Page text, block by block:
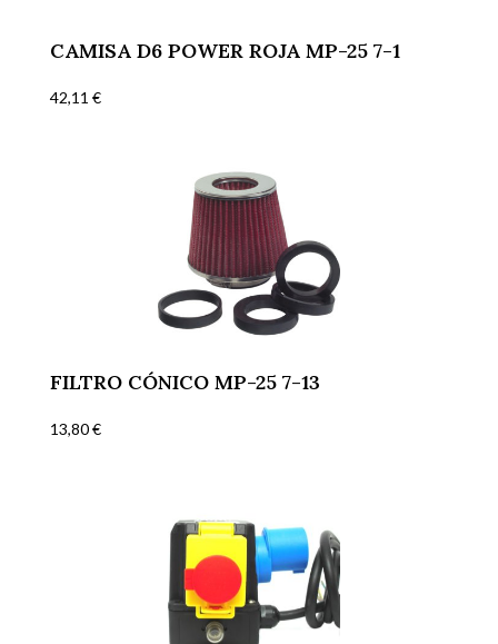
CAMISA D6 POWER ROJA MP-25 7-1
42,11 €
FILTRO CÓNICO MP-25 7-13
13,80€